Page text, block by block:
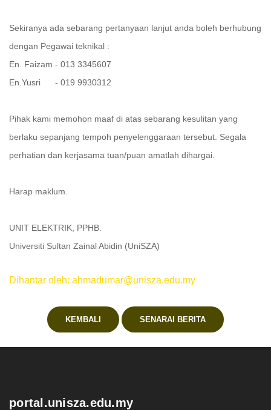
Sekiranya ada sebarang pertanyaan lanjut anda boleh berhubung
dengan Pegawai teknikal :
En. Faizam - 013 3345607
En.Yusri - 019 9930312
Pihak kami memohon maaf di atas sebarang kesulitan yang
berlaku sepanjang tempoh penyelenggaraan tersebut. Segala
perhatian dan kerjasama tuan/puan amatlah dihargai.
Harap maklum.
UNIT ELEKTRIK, PPHB.
Universiti Sultan Zainal Abidin (UniSZA)
Dihantar oleh: ahmadumar@unisza.edu.my
KEMBALI SENARAI BERITA
portal.unisza.edu.my